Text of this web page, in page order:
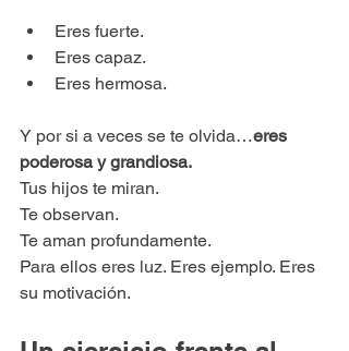
Eres fuerte.
Eres capaz.
Eres hermosa.
Y por si a veces se te olvida…eres
poderosa y grandiosa.
Tus hijos te miran.
Te observan.
Te aman profundamente.
Para ellos eres luz. Eres ejemplo. Eres
su motivación.